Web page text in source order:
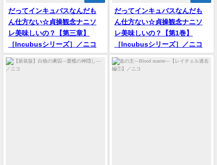
‪だってインキュバスなんだも
ん仕方ない☆貞操観念ナニソ
レ美味しいの？【第三章】
［Incubusシリーズ］／ニコ
‪だってインキュバスなんだも
ん仕方ない☆貞操観念ナニソ
レ美味しいの？【第1巻】
［Incubusシリーズ］／ニコ